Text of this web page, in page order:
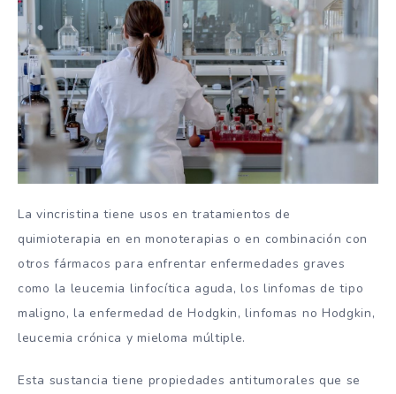
La vincristina tiene usos en tratamientos de
quimioterapia en en monoterapias o en combinación con
otros fármacos para enfrentar enfermedades graves
como la leucemia linfocítica aguda, los linfomas de tipo
maligno, la enfermedad de Hodgkin, linfomas no Hodgkin,
leucemia crónica y mieloma múltiple.
Esta sustancia tiene propiedades antitumorales que se